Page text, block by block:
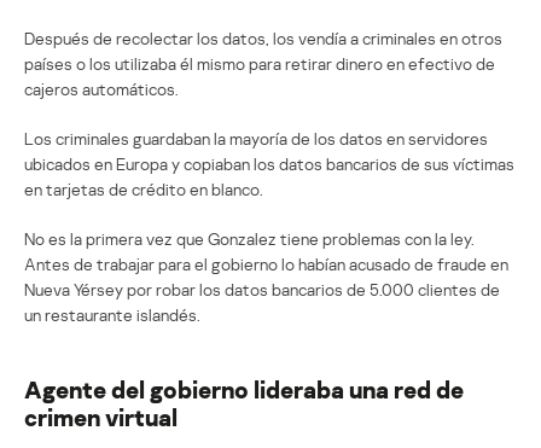
Después de recolectar los datos, los vendía a criminales en otros
países o los utilizaba él mismo para retirar dinero en efectivo de
cajeros automáticos.
Los criminales guardaban la mayoría de los datos en servidores
ubicados en Europa y copiaban los datos bancarios de sus víctimas
en tarjetas de crédito en blanco.
No es la primera vez que Gonzalez tiene problemas con la ley.
Antes de trabajar para el gobierno lo habían acusado de fraude en
Nueva Yérsey por robar los datos bancarios de 5.000 clientes de
un restaurante islandés.
Agente del gobierno lideraba una red de
crimen virtual